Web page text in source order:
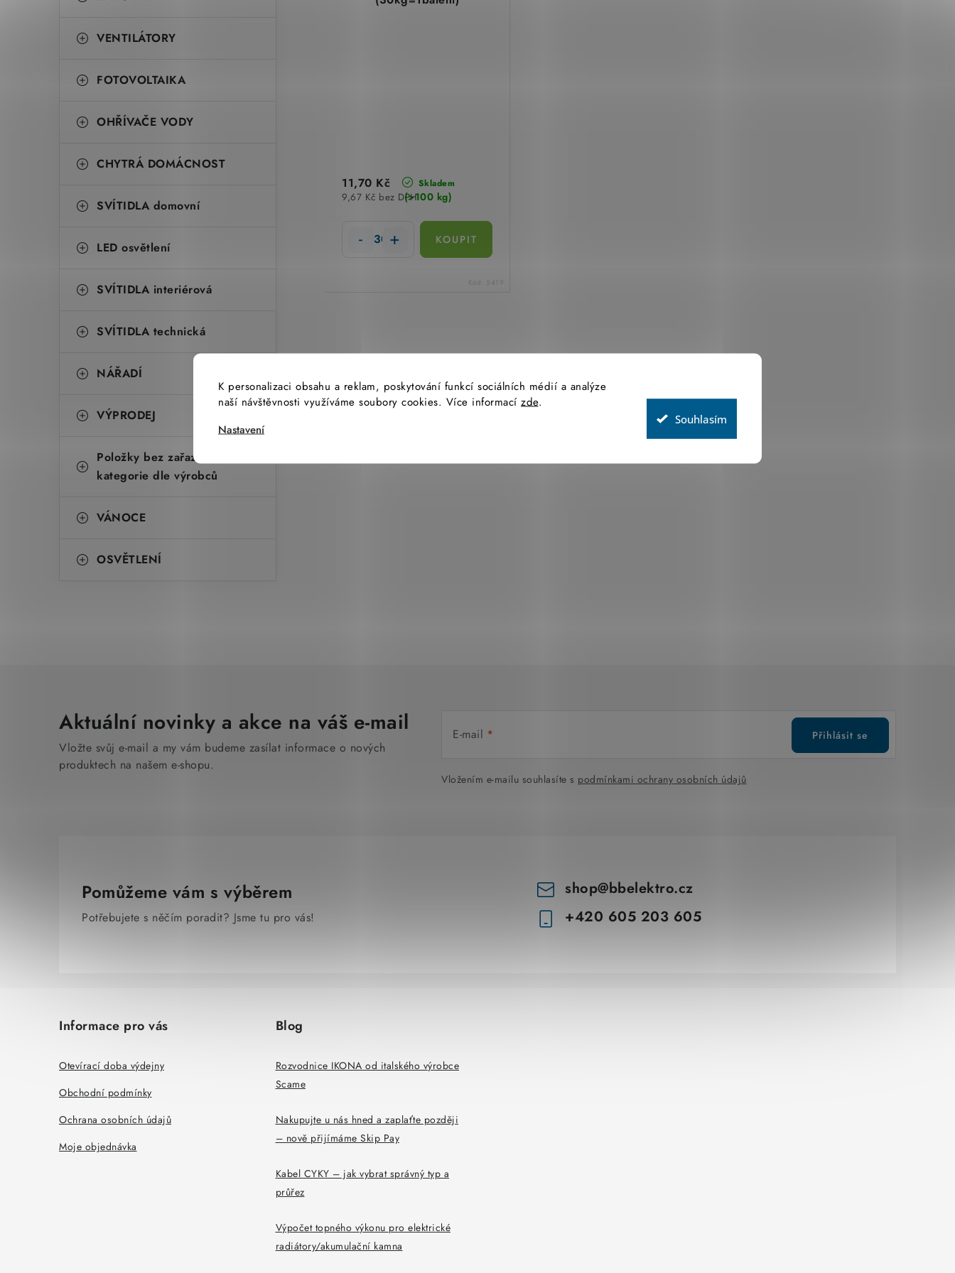
K personalizaci obsahu a reklam, poskytování funkcí sociálních médií a analýze
naší návštěvnosti využíváme soubory cookies. Více informací zde.
Nastavení
Souhlasím
VENTILÁTORY
FOTOVOLTAIKA
OHŘÍVAČE VODY
CHYTRÁ DOMÁCNOST
SVÍTIDLA domovní
LED osvětlení
SVÍTIDLA interiérová
SVÍTIDLA technická
NÁŘADÍ
VÝPRODEJ
Položky bez zařazené
kategorie dle výrobců
VÁNOCE
OSVĚTLENÍ
Skladem
(>100 kg)
9,67 Kč bez DPH
11,70 Kč
Kód: 5419
O
l
a
i
s
Aktuální novinky a akce na váš e-mail
Vložte svůj e-mail a my vám budeme zasílat informace o nových
produktech na našem e-shopu.
E-mail
Vložením e-mailu souhlasíte s podmínkami ochrany osobních údajů
Přihlásit se
Pomůžeme vám s výběrem
Potřebujete s něčím poradit? Jsme tu pro vás!
shop@bbelektro.cz
+420 605 203 605
Informace pro vás
Otevírací doba výdejny
Obchodní podmínky
Ochrana osobních údajů
Moje objednávka
Blog
Rozvodnice IKONA od italského výrobce
Scame
Nakupujte u nás hned a zaplaťte později
– nově přijímáme Skip Pay
Kabel CYKY – jak vybrat správný typ a
průřez
Výpočet topného výkonu pro elektrické
radiátory/akumulační kamna